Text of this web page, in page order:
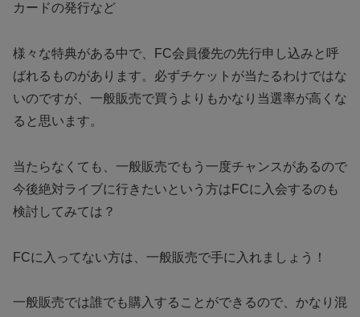
カードの発行など
様々な特典がある中で、FC会員優先の先行申し込みと呼
ばれるものがあります。必ずチケットが当たるわけではな
いのですが、一般販売で買うよりもかなり当選率が高くな
ると思います。
当たらなくても、一般販売でもう一度チャンスがあるので
今後絶対ライブに行きたいという方はFCに入会するのも
検討してみては？
FCに入ってない方は、一般販売で手に入れましょう！
一般販売では誰でも購入することができるので、かなり混